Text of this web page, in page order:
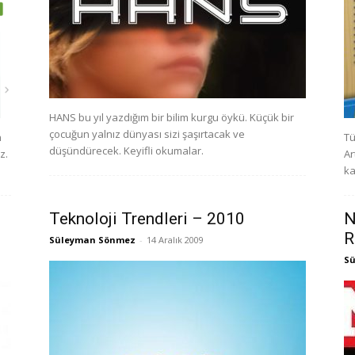
HANS bu yıl yazdığım bir bilim kurgu öykü. Küçük bir
çocuğun yalnız dünyası sizi şaşırtacak ve
düşündürecek. Keyifli okumalar.
Teknoloji Trendleri – 2010
Süleyman Sönmez - 14 Aralık 2009